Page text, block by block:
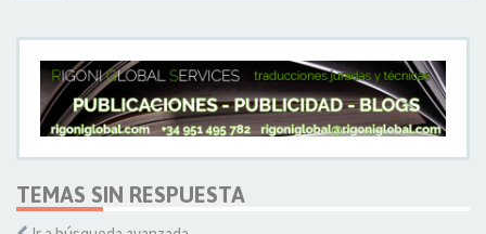
TEMAS SIN RESPUESTA